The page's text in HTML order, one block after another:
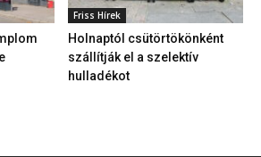
Friss Hírek
Holnaptól csütörtökönként
szállítják el a szelektív
hulladékot